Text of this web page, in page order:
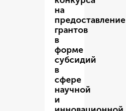
на
предоставление
грантов
в
форме
субсидий
в
сфере
научной
и